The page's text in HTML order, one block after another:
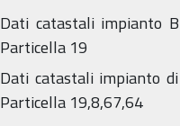
Dati catastali impianto
Particella 19
Dati catastali impianto
Particella 19,8,67,64